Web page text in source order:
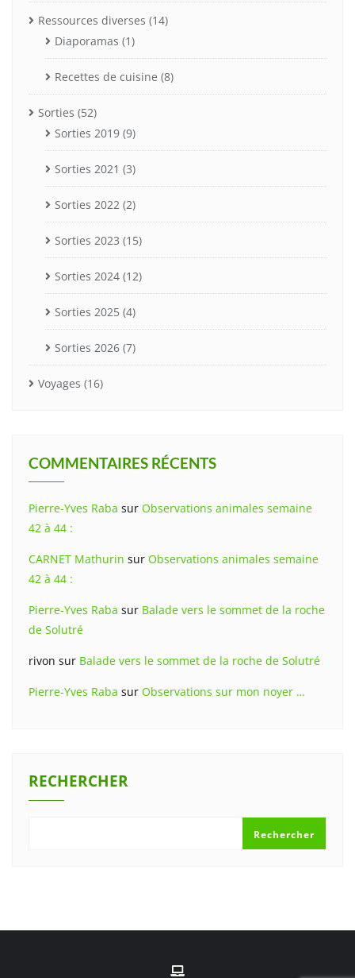
Ressources diverses (14)
Diaporamas (1)
Recettes de cuisine (8)
Sorties (52)
Sorties 2019 (9)
Sorties 2021 (3)
Sorties 2022 (2)
Sorties 2023 (15)
Sorties 2024 (12)
Sorties 2025 (4)
Sorties 2026 (7)
Voyages (16)
COMMENTAIRES RÉCENTS
Pierre-Yves Raba sur Observations animales semaine
42 à 44 :
CARNET Mathurin sur Observations animales semaine
42 à 44 :
Pierre-Yves Raba sur Balade vers le sommet de la roche
de Solutré
rivon sur Balade vers le sommet de la roche de Solutré
Pierre-Yves Raba sur Observations sur mon noyer …
RECHERCHER
Rechercher